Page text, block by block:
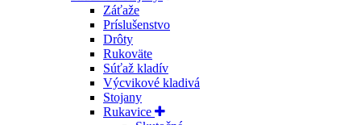
Záťaže
Príslušenstvo
Drôty
Rukoväte
Súťaž kladív
Výcvikové kladivá
Stojany
Rukavice